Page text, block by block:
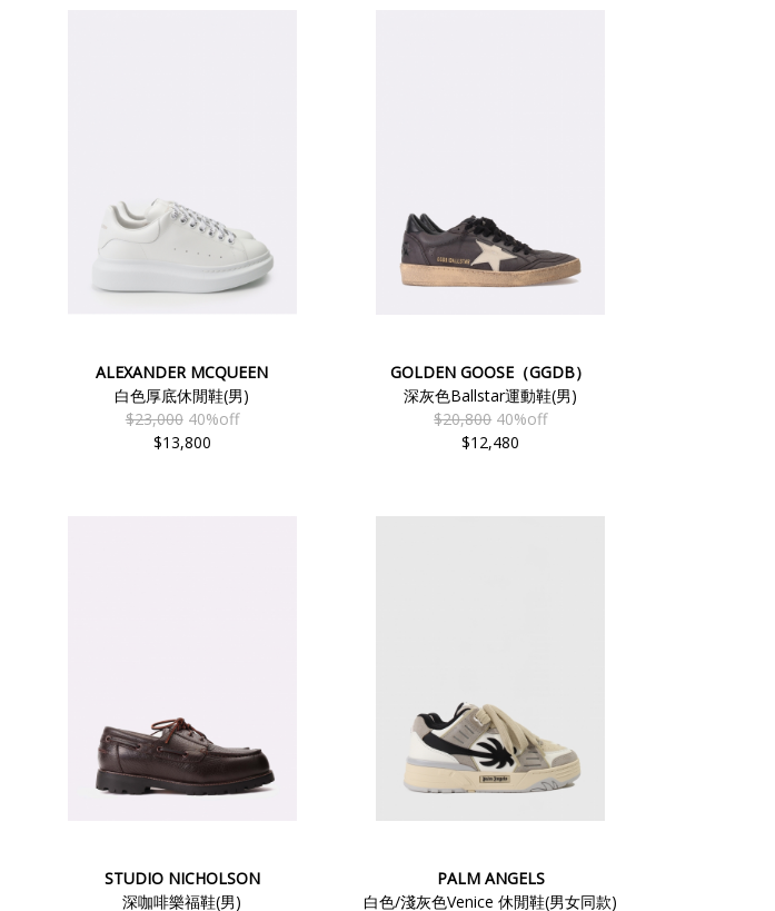
ALEXANDER MCQUEEN
白色厚底休閒鞋(男)
$23,000 40%off
$13,800
GOLDEN GOOSE（GGDB）
深灰色Ballstar運動鞋(男)
$20,800 40%off
$12,480
STUDIO NICHOLSON
深咖啡樂福鞋(男)
PALM ANGELS
白色/淺灰色Venice 休閒鞋(男女同款)